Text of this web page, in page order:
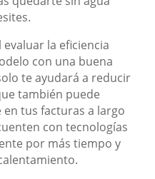
la eficiencia
con una buena
te ayudará a reducir
también puede
tus facturas a largo
con tecnologías
por más tiempo y